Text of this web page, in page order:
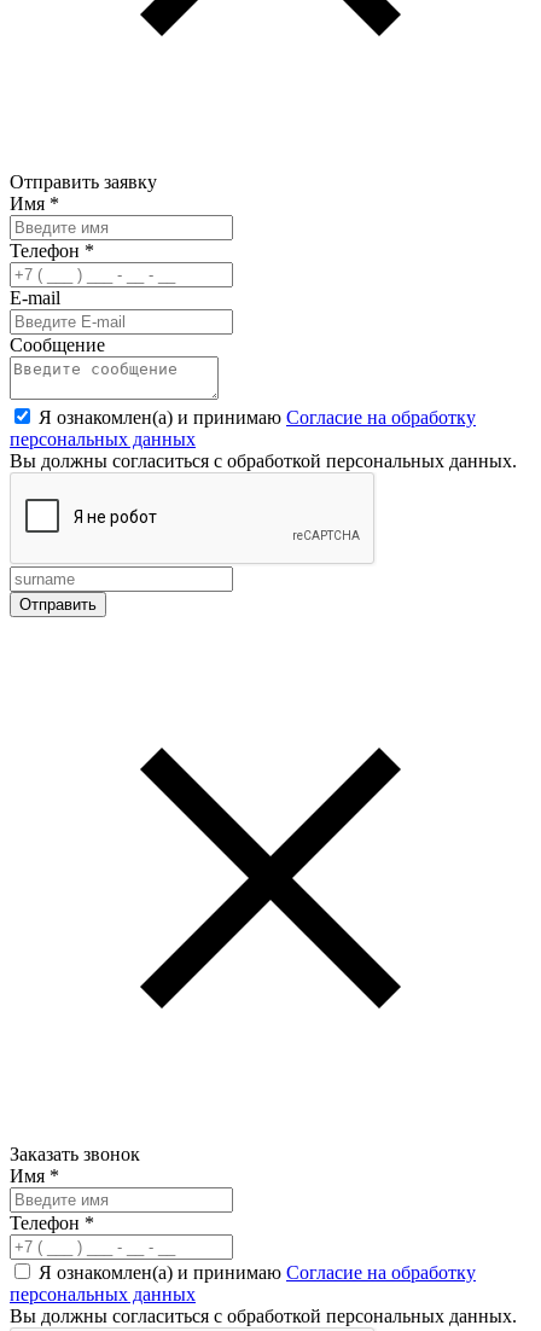
Отправить заявку
Имя *
Телефон *
E-mail
Сообщение
Я ознакомлен(а) и принимаю Согласие на обработку
персональных данных
Вы должны согласиться с обработкой персональных данных.
Заказать звонок
Имя *
Телефон *
Я ознакомлен(а) и принимаю Согласие на обработку
персональных данных
Вы должны согласиться с обработкой персональных данных.